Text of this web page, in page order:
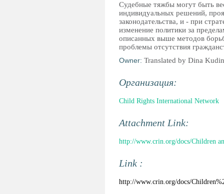
Судебные тяжбы могут быть
индивидуальных решений,
законодательства, и - при
изменение политики за
описанных выше методов
проблемы отсутствия
Owner: Translated by Dina
Организация:
Child Rights International Network
Attachment Link:
http://www.crin.org/docs/Children
Link :
http://www.crin.org/docs/